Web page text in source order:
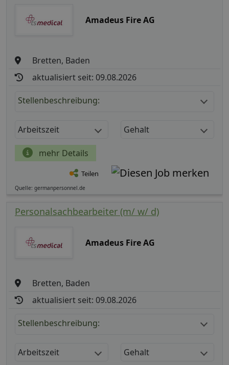
Amadeus Fire AG
Bretten, Baden
aktualisiert seit: 09.08.2026
Stellenbeschreibung:
Arbeitszeit Gehalt
mehr Details
Teilen
Quelle: germanpersonnel.de
Personalsachbearbeiter (m/ w/ d)
Amadeus Fire AG
Bretten, Baden
aktualisiert seit: 09.08.2026
Stellenbeschreibung:
Arbeitszeit Gehalt